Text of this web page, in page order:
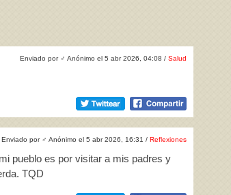
Enviado por ♂ Anónimo el 5 abr 2026, 04:08 / Salud
Enviado por ♂ Anónimo el 5 abr 2026, 16:31 / Reflexiones
pueblo es por visitar a mis padres y
TQD